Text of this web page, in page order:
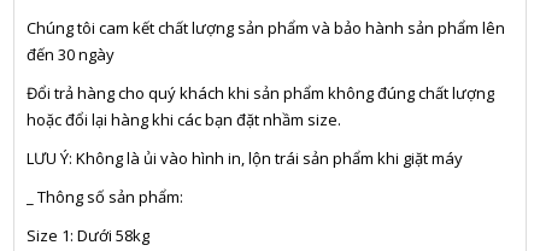
Chúng tôi cam kết chất lượng sản phẩm và bảo hành sản phẩm lên
đến 30 ngày
Đổi trả hàng cho quý khách khi sản phẩm không đúng chất lượng
hoặc đổi lại hàng khi các bạn đặt nhầm size.
LƯU Ý: Không là ủi vào hình in, lộn trái sản phẩm khi giặt máy
_ Thông số sản phẩm:
Size 1: Dưới 58kg